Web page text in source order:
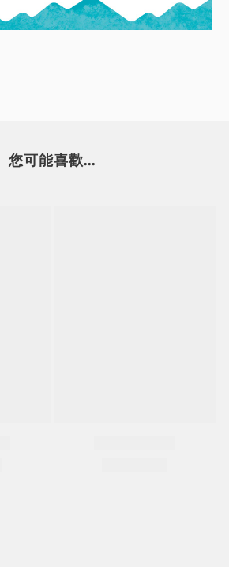
您可能喜歡...